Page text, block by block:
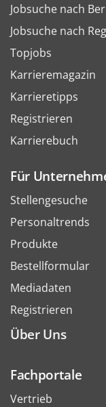
Jobsuche nach
Jobsuche nach
Topjobs
Karrieremagazin
Karrieretipps
Registrieren
Karrierebuch
Für
Stellengesuche
Personaltrends
Produkte
Bestellformular
Mediadaten
Registrieren
Über Uns
Fachportale
Vertrieb